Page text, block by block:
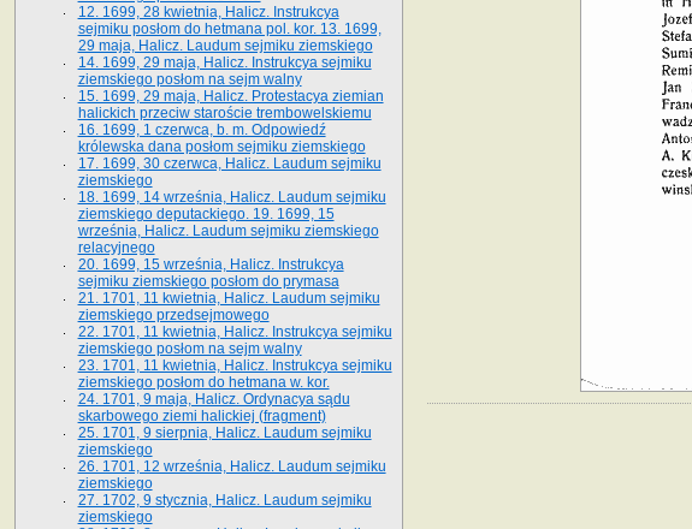
12. 1699, 28 kwietnia, Halicz. Instrukcya
sejmiku posłom do hetmana pol. kor. 13. 1699,
29 maja, Halicz. Laudum sejmiku ziemskiego
14. 1699, 29 maja, Halicz. Instrukcya sejmiku
ziemskiego posłom na sejm walny
15. 1699, 29 maja, Halicz. Protestacya ziemian
halickich przeciw staroście trembowelskiemu
16. 1699, 1 czerwca, b. m. Odpowiedź
królewska dana posłom sejmiku ziemskiego
17. 1699, 30 czerwca, Halicz. Laudum sejmiku
ziemskiego
18. 1699, 14 września, Halicz. Laudum sejmiku
ziemskiego deputackiego. 19. 1699, 15
września, Halicz. Laudum sejmiku ziemskiego
relacyjnego
20. 1699, 15 września, Halicz. Instrukcya
sejmiku ziemskiego posłom do prymasa
21. 1701, 11 kwietnia, Halicz. Laudum sejmiku
ziemskiego przedsejmowego
22. 1701, 11 kwietnia, Halicz. Instrukcya sejmiku
ziemskiego posłom na sejm walny
23. 1701, 11 kwietnia, Halicz. Instrukcya sejmiku
ziemskiego posłom do hetmana w. kor.
24. 1701, 9 maja, Halicz. Ordynacya sądu
skarbowego ziemi halickiej (fragment)
25. 1701, 9 sierpnia, Halicz. Laudum sejmiku
ziemskiego
26. 1701, 12 września, Halicz. Laudum sejmiku
ziemskiego
27. 1702, 9 stycznia, Halicz. Laudum sejmiku
ziemskiego